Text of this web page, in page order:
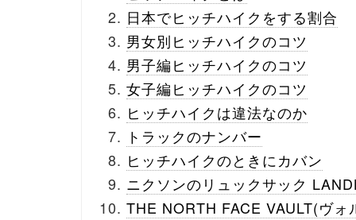
日本でヒッチハイクをする割合
男女別ヒッチハイクのコツ
男子編ヒッチハイクのコツ
女子編ヒッチハイクのコツ
ヒッチハイクは違法なのか
トラックのナンバー
ヒッチハイクのときにカバン
ニクソンのリュックサック
THE NORTH FACE VAULT(ヴォ